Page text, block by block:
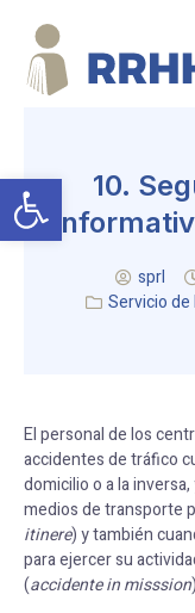
Abrir barra
10.
sprl
Servicio de
El personal de los
accidentes de tráfico
domicilio o a la
medios de transporte
itinere) y también
para ejercer su
(accidente in misssion